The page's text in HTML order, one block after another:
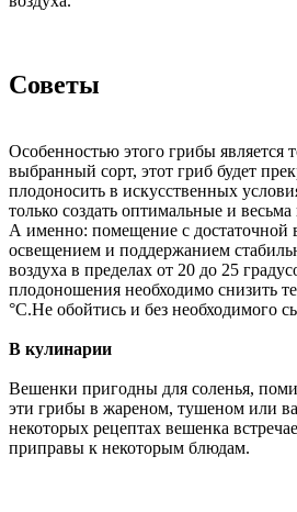
Советы
Особенностью этого грибы является
выбранный сорт, этот гриб будет
плодоносить в искусственных
только создать оптимальные и
А именно: помещение с достаточной
освещением и поддержанием
воздуха в пределах от 20 до 25
плодоношения необходимо снизить
°С.Не обойтись и без необходимого
В кулинарии
Вешенки пригодны для соленья,
эти грибы в жареном, тушеном или
некоторых рецептах вешенка
приправы к некоторым блюдам.